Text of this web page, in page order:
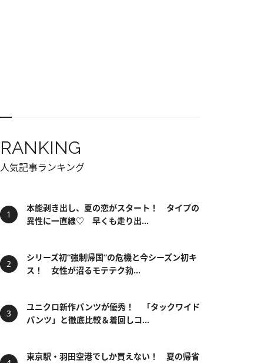
RANKING
人気記事ランキング
本能剥き出し、夏の恋がスタート！ タイプの
異性に一直線♡ 早くも走り出...
シリーズ初“強制帰国”の危機と今シーズン初キ
ス！ 女性が沼るモテテク勃...
ユニクロ新作パンツが優秀！ 「タックワイド
パンツ」と徹底比較＆着回しコ...
東京駅・羽田空港でしか買えない！ 夏の帰省